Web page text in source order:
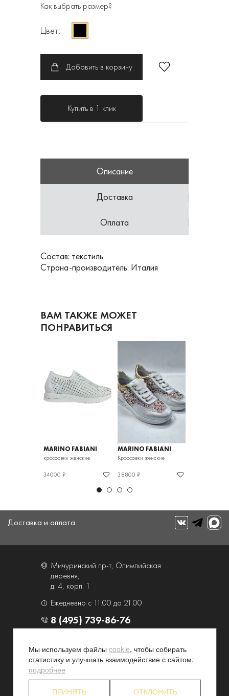
Как выбрать размер?
Цвет:
Добавить в корзину
Купить в 1 клик
Описание
Доставка
Оплата
Состав: текстиль
Страна-производитель: Италия
ВАМ ТАКЖЕ МОЖЕТ
ПОНРАВИТЬСЯ
MARINO FABIANI
кроссовки женские
34000 ₽
MARINO FABIANI
Кроссовки женские
38800 ₽
Доставка и оплата
Мичуринский пр-т, Олимпийская
деревня,
д. 4, корп. 1
Ежедневно с 11.00 до 21.00
8 (495) 739-86-76
Услуги
Контакты и схема проезда
Наши преимущества
Программа лояльности
Мы используем файлы cookie, чтобы собирать
статистику и улучшать взаимодействие с сайтом.
подробнее
ПРИНЯТЬ ОТКЛОНИТЬ